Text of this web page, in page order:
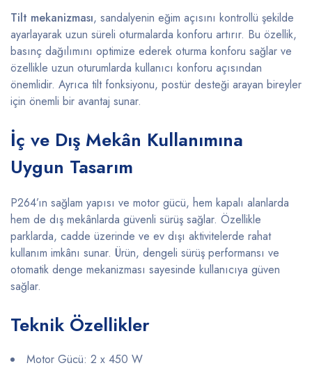
Tilt mekanizması, sandalyenin eğim açısını kontrollü şekilde
ayarlayarak uzun süreli oturmalarda konforu artırır. Bu özellik,
basınç dağılımını optimize ederek oturma konforu sağlar ve
özellikle uzun oturumlarda kullanıcı konforu açısından
önemlidir. Ayrıca tilt fonksiyonu, postür desteği arayan bireyler
için önemli bir avantaj sunar.
İç ve Dış Mekân Kullanımına
Uygun Tasarım
P264’ın sağlam yapısı ve motor gücü, hem kapalı alanlarda
hem de dış mekânlarda güvenli sürüş sağlar. Özellikle
parklarda, cadde üzerinde ve ev dışı aktivitelerde rahat
kullanım imkânı sunar. Ürün, dengeli sürüş performansı ve
otomatik denge mekanizması sayesinde kullanıcıya güven
sağlar.
Teknik Özellikler
Motor Gücü: 2 x 450 W